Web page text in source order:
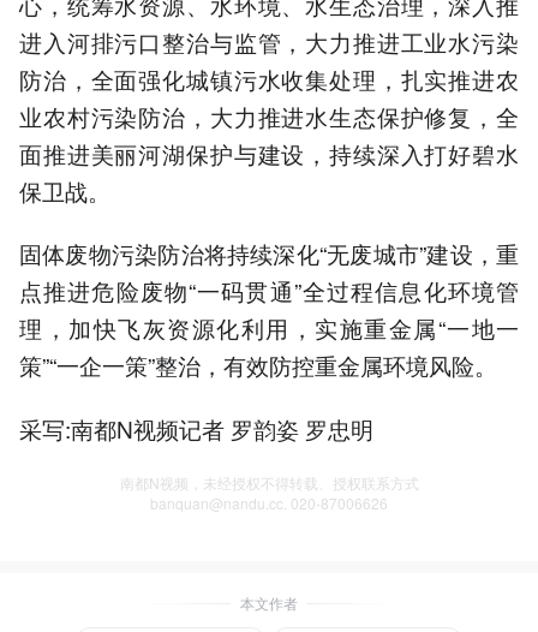
进入河排污口整治与监管，大力推进工业水污染
防治，全面强化城镇污水收集处理，扎实推进农
业农村污染防治，大力推进水生态保护修复，全
面推进美丽河湖保护与建设，持续深入打好碧水
保卫战。
固体废物污染防治将持续深化“无废城市”建设，重
点推进危险废物“一码贯通”全过程信息化环境管
理，加快飞灰资源化利用，实施重金属“一地一
策”“一企一策”整治，有效防控重金属环境风险。
采写:南都N视频记者 罗韵姿 罗忠明
南都N视频，未经授权不得转载、授权联系方式
banquan@nandu.cc. 020-87006626
本文作者